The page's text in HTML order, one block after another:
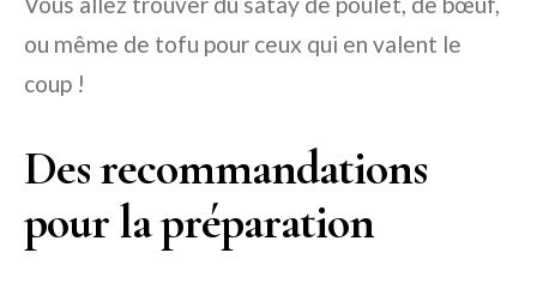
ou même de tofu pour ceux qui en valent le
coup !
Des recommandations
pour la préparation